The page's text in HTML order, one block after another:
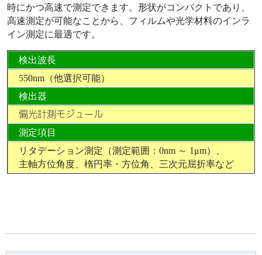
時にかつ高速で測定できます。形状がコンパクトであり、
高速測定が可能なことから、フィルムや光学材料のインラ
イン測定に最適です。
検出波長
550nm（他選択可能）
検出器
偏光計測モジュール
測定項目
リタデーション測定（測定範囲：0nm ～ 1μm）、
主軸方位角度、楕円率・方位角、三次元屈折率など